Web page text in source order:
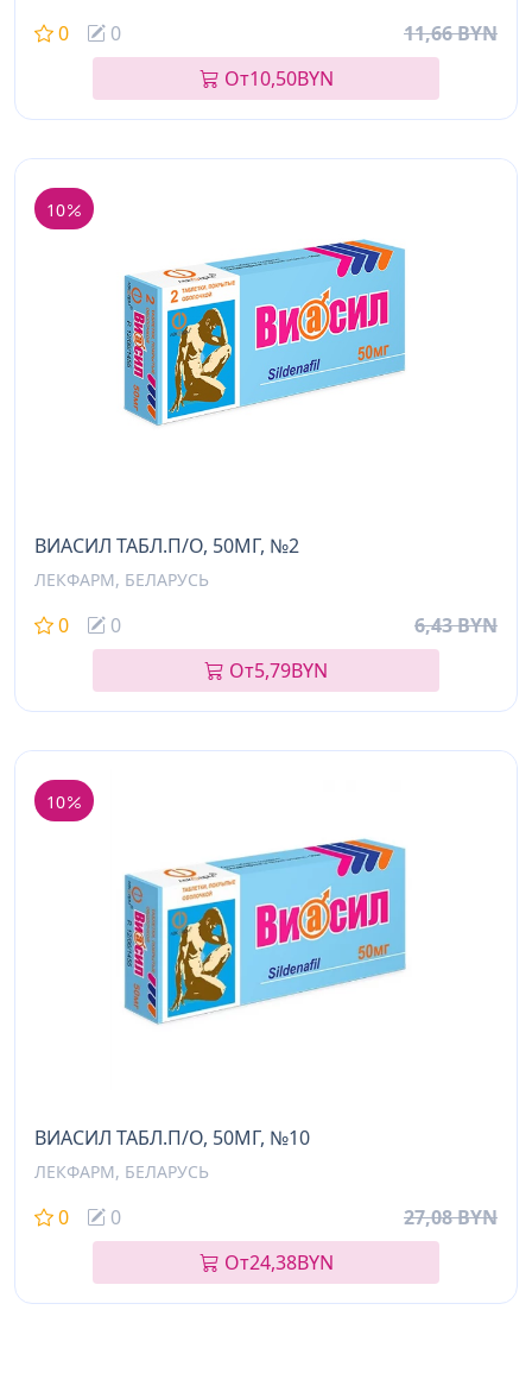
0 0
11,66 BYN
От10,50BYN
10
ВИАСИЛ ТАБЛ.П/О, 50МГ, №2
ЛЕКФАРМ, БЕЛАРУСЬ
0 0
6,43 BYN
От5,79BYN
10
ВИАСИЛ ТАБЛ.П/О, 50МГ, №10
ЛЕКФАРМ, БЕЛАРУСЬ
0 0
27,08 BYN
От24,38BYN